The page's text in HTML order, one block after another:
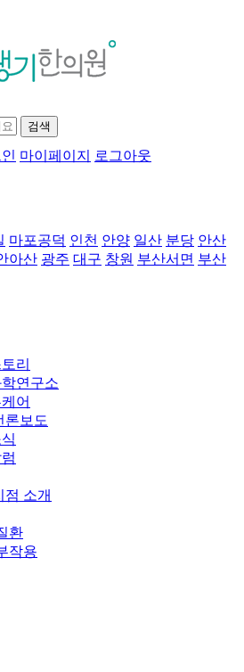
마이페이지 로그아웃
마포공덕 인천 안양 일산 분당 안산
아산 광주 대구 창원 부산서면 부산
리
연구소
어
론보도
점 소개
환
작용